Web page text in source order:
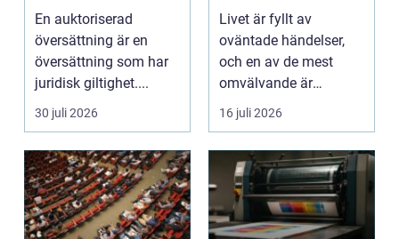
när behövs den?
En auktoriserad
översättning är en
översättning som har
juridisk giltighet....
30 juli 2026
hjälp av en
begravningsbyrå
Livet är fyllt av
oväntade händelser,
och en av de mest
omvälvande är
n&aum...
16 juli 2026